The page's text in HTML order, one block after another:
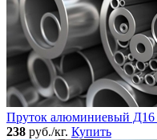
Пруток алюминиевый Д16
238 руб./кг. Купить